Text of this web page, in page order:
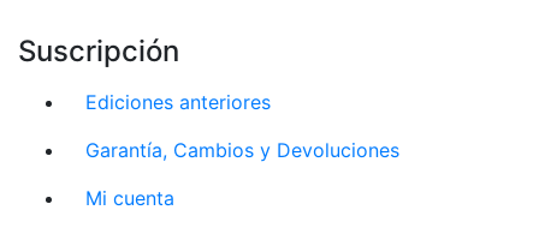
Suscripción
Ediciones anteriores
Garantía, Cambios y Devoluciones
Mi cuenta